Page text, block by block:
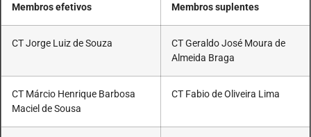
Membros efetivos Membros suplentes
CT Jorge Luiz de Souza
CT Geraldo José Moura de
Almeida Braga
CT Márcio Henrique Barbosa
Maciel de Sousa
CT Fabio de Oliveira Lima